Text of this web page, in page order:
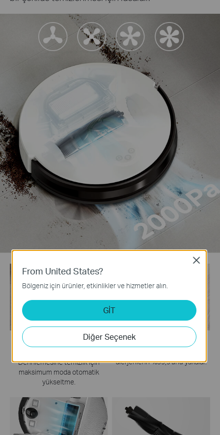
Karşılaşıldığında
Derinlemesine temizlik için
maksimum moda otomatik
yükseltme.
HEPA Filtreleme
alerjenlerin %99,9'unu yakalar.
From United States?
Bölgeniz için ürünler, etkinlikler ve hizmetler alın.
GİT
Diğer Seçenek
Close